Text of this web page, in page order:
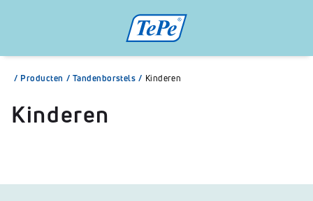
/ Producten / Tandenborstels / Kinderen
Kinderen